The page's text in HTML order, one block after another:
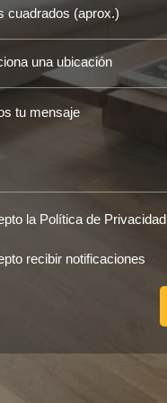
la Política de Privacidad
recibir notificaciones